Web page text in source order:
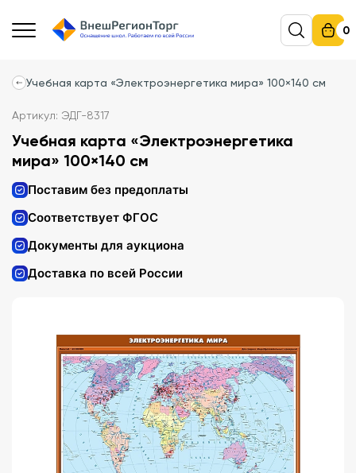
0
Учебная карта «Электроэнергетика мира» 100×140 см
Артикул: ЭДГ-8317
Учебная карта «Электроэнергетика
мира» 100×140 см
Поставим без предоплаты
Соответствует ФГОС
Документы для аукциона
Доставка по всей России